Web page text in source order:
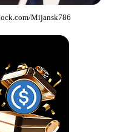
Mijansk786